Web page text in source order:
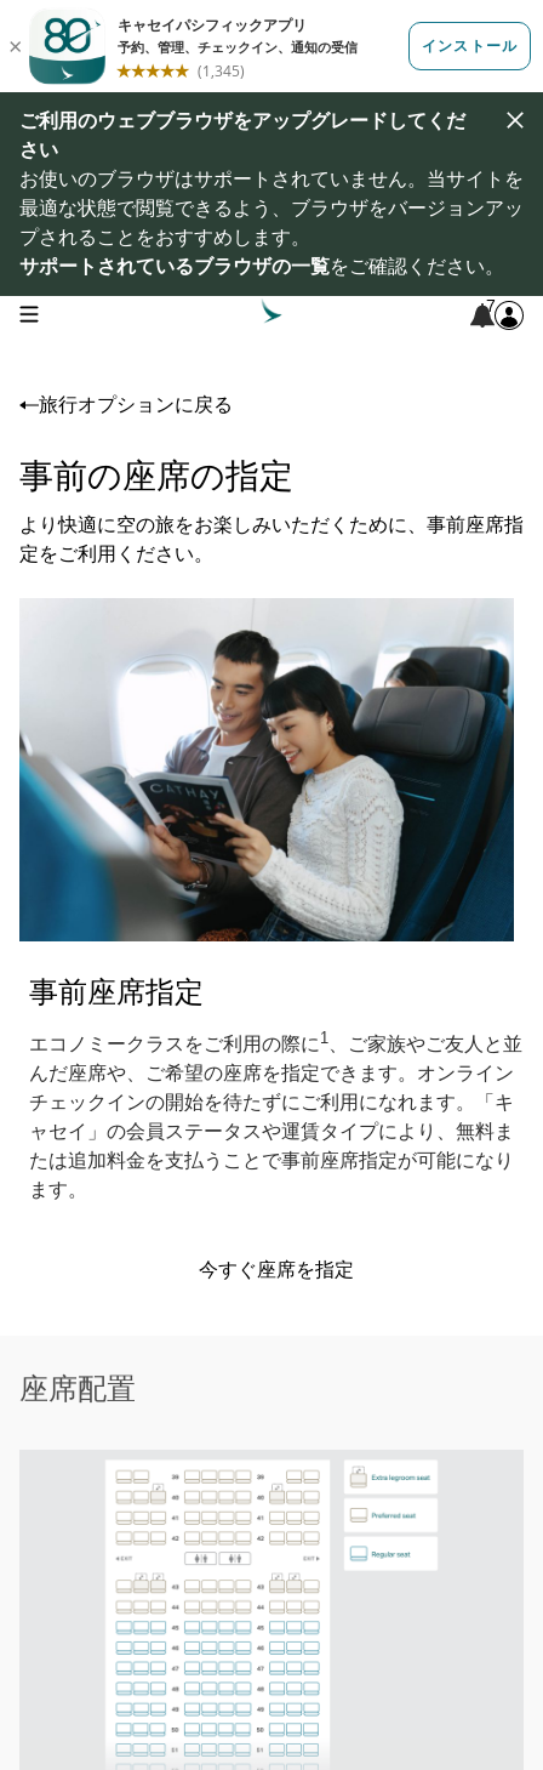
ご利用のウェブブラウザをアップグレードしてくだ
さい
お使いのブラウザはサポートされていません。当サイトを
最適な状態で閲覧できるよう、ブラウザをバージョンアッ
プされることをおすすめします。
サポートされているブラウザの一覧をご確認ください。
open navigation menu 7
旅行オプションに戻る
事前の座席の指定
より快適に空の旅をお楽しみいただくために、事前座席指
定をご利用ください。
事前座席指定
エコノミークラスをご利用の際に 1
、ご家族やご友人と並
んだ座席や、ご希望の座席を指定できます。オンライン
チェックインの開始を待たずにご利用になれます。「キ
ャセイ」の会員ステータスや運賃タイプにより、無料ま
たは追加料金を支払うことで事前座席指定が可能になり
ます。
今すぐ座席を指定
座席配置